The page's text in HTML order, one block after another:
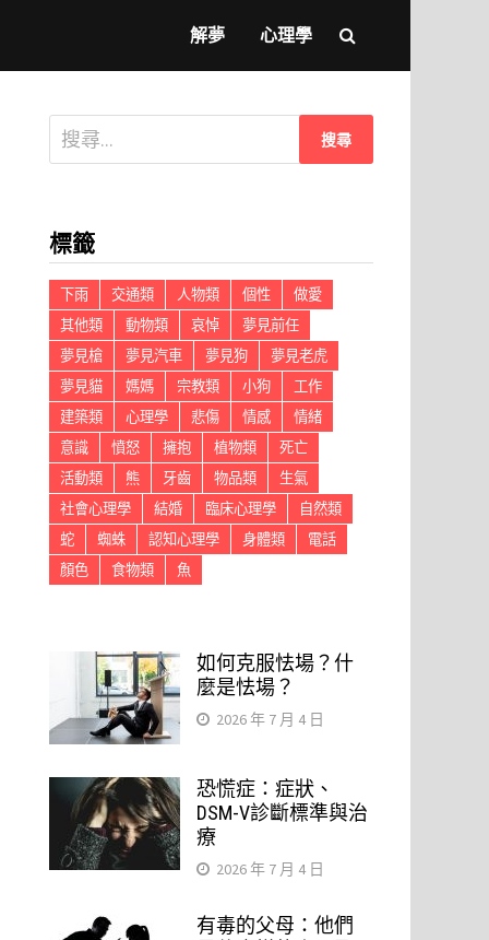
解夢 心理學
搜
尋
字:
標籤
下雨 交通類 人物類 個性
做愛
其他類
動物類 哀悼
夢見前任
夢見槍
夢見汽車 夢見狗
夢見老虎
夢見貓
媽媽 宗教類 小狗
工作
建築類
心理學 悲傷 情感
情緒
意識
憤怒 擁抱 植物類
死亡
活動類
熊 牙齒 物品類
生氣
社會心理學
結婚 臨床心理學
自然類
蛇
蜘蛛 認知心理學 身體類
電話
顏色
食物類 魚
如何克服怯場？什
麼是怯場？
2026 年 7 月 4 日
恐慌症：症狀、
DSM-V診斷標準與治
療
2026 年 7 月 4 日
有毒的父母：他們